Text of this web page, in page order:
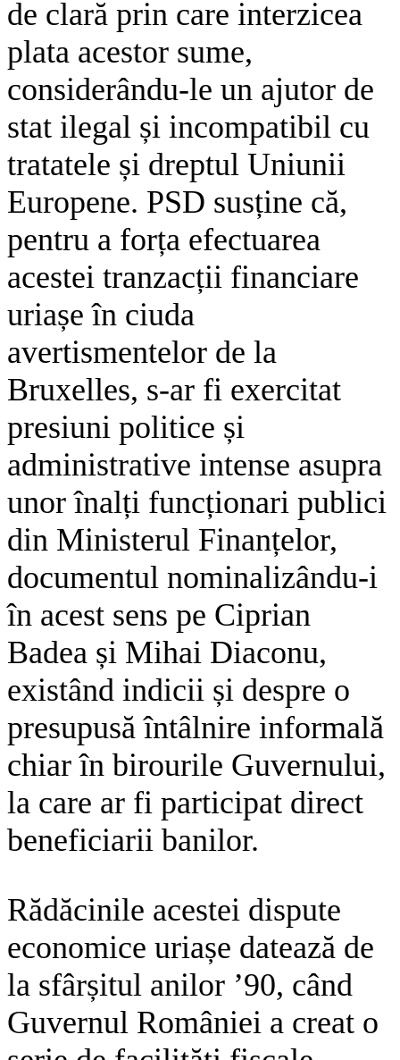
de clară prin care interzicea
plata acestor sume,
considerându-le un ajutor de
stat ilegal și incompatibil cu
tratatele și dreptul Uniunii
Europene. PSD susține că,
pentru a forța efectuarea
acestei tranzacții financiare
uriașe în ciuda
avertismentelor de la
Bruxelles, s-ar fi exercitat
presiuni politice și
administrative intense asupra
unor înalți funcționari publici
din Ministerul Finanțelor,
documentul nominalizându-i
în acest sens pe Ciprian
Badea și Mihai Diaconu,
existând indicii și despre o
presupusă întâlnire informală
chiar în birourile Guvernului,
la care ar fi participat direct
beneficiarii banilor.
Rădăcinile acestei dispute
economice uriașe datează de
la sfârșitul anilor ’90, când
Guvernul României a creat o